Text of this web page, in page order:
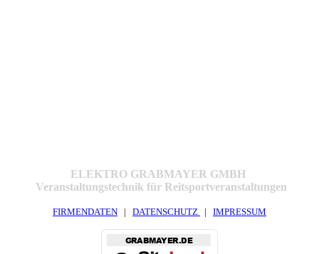
ELEKTRO GRABMAYER GMBH
Veranstaltungstechnik für Reitsportveranstaltungen
FIRMENDATEN DATENSCHUTZ IMPRESSUM